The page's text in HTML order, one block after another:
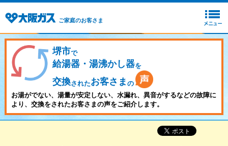
ご家庭のお客さま
堺市で
給湯器・湯沸かし器を
交換されたお客さま の
お湯がでない、湯量が安定しない、水漏れ、異音がするなどの故障に
より、交換をされたお客さまの声をご紹介します。